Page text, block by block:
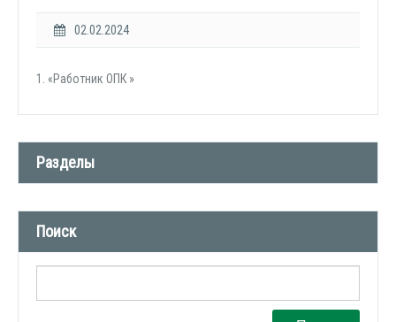
02.02.2024
1. «Работник ОПК »
Разделы
Новости компании (509)
СМИ о нас (1)
Поиск